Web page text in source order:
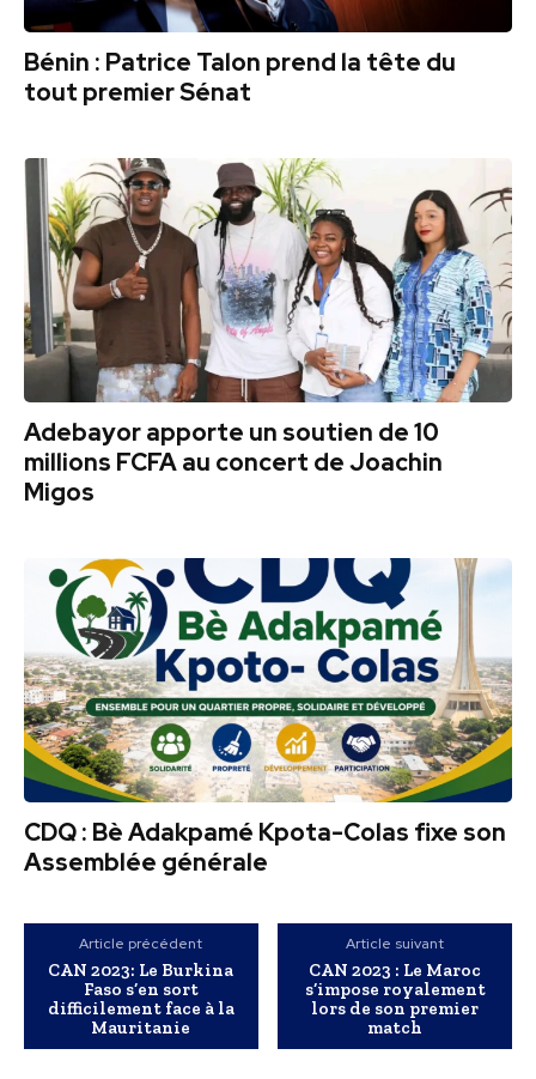
Bénin : Patrice Talon prend la tête du
tout premier Sénat
Adebayor apporte un soutien de 10
millions FCFA au concert de Joachin
Migos
CDQ : Bè Adakpamé Kpota-Colas fixe son
Assemblée générale
Article précédent
CAN 2023: Le Burkina
Faso s’en sort
difficilement face à la
Mauritanie
Article suivant
CAN 2023 : Le Maroc
s’impose royalement
lors de son premier
match